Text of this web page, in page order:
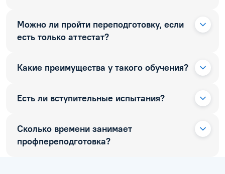
Можно ли пройти переподготовку, если
есть только аттестат?
Какие преимущества у такого обучения?
Есть ли вступительные испытания?
Сколько времени занимает
профпереподготовка?